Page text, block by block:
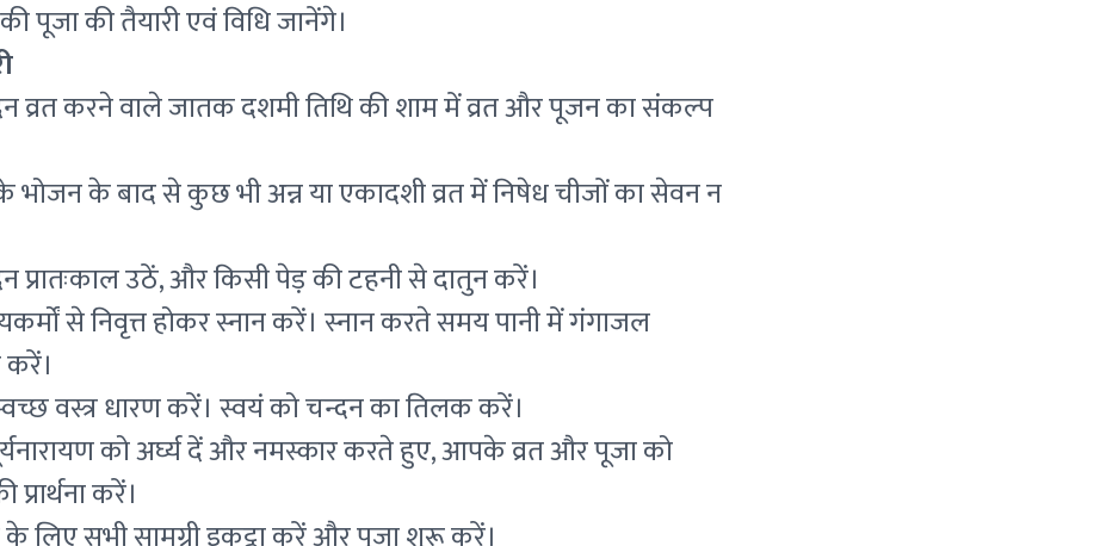
पूजा की तैयारी एवं विधि जानेंगे।
व्रत करने वाले जातक दशमी तिथि की शाम में व्रत और पूजन का संकल्प
के भोजन के बाद से कुछ भी अन्न या एकादशी व्रत में निषेध चीजों का सेवन न
प्रातःकाल उठें, और किसी पेड़ की टहनी से दातुन करें।
से निवृत्त होकर स्नान करें। स्नान करते समय पानी में गंगाजल
वस्त्र धारण करें। स्वयं को चन्दन का तिलक करें।
को अर्घ्य दें और नमस्कार करते हुए, आपके व्रत और पूजा को
करें।